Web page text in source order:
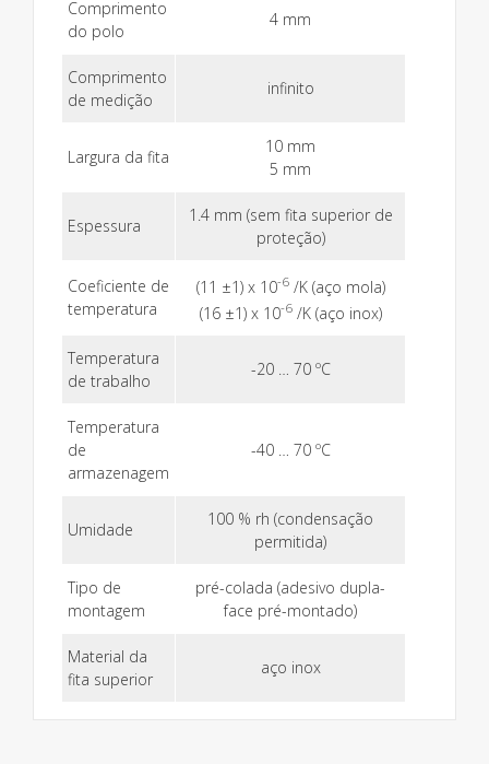
Comprimento
do polo
4 mm
Comprimento
de medição
infinito
Largura da fita
10 mm
5 mm
Espessura
1.4 mm (sem fita superior de
proteção)
Coeficiente de
temperatura
(11 ±1) x 10-6/K (aço mola)
(16 ±1) x 10-6/K (aço inox)
Temperatura
de trabalho
-20 … 70 ºC
Temperatura
de
armazenagem
-40 … 70 ºC
Umidade
100 % rh (condensação
permitida)
Tipo de
montagem
pré-colada (adesivo dupla-
face pré-montado)
Material da
fita superior
aço inox